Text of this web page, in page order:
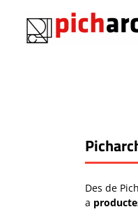
contenido
Des de
a